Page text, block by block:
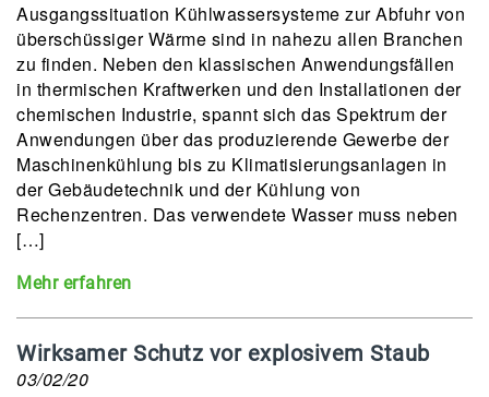
Ausgangssituation Kühlwassersysteme zur Abfuhr von
überschüssiger Wärme sind in nahezu allen Branchen
zu finden. Neben den klassischen Anwendungsfällen
in thermischen Kraftwerken und den Installationen der
chemischen Industrie, spannt sich das Spektrum der
Anwendungen über das produzierende Gewerbe der
Maschinenkühlung bis zu Klimatisierungsanlagen in
der Gebäudetechnik und der Kühlung von
Rechenzentren. Das verwendete Wasser muss neben
[…]
Mehr erfahren
Wirksamer Schutz vor explosivem Staub
03/02/20